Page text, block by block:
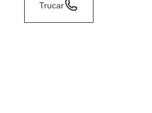
Trucar